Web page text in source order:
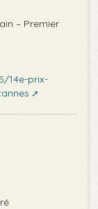
– Premier
14e-prix-